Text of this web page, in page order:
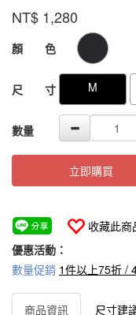
品牌
VOUX
NT$ 1,280
顏 色
尺 寸 M
數量
立即購買
收藏此商
優惠活動：
數量促銷 1件以上75折 /
商品資訊
尺寸建